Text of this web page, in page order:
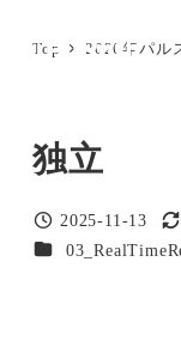
Top 2026年パル
独立
投稿日
2025-11-13
更
カテゴリー